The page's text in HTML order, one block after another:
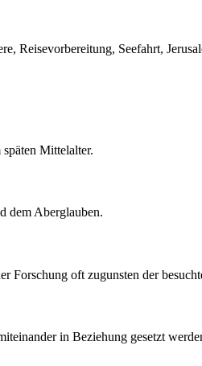
Reisevorbereitung, Seefahrt,
Mittelalter.
dem Aberglauben.
Forschung oft zugunsten der
in Beziehung gesetzt